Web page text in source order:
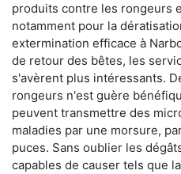
produits contre les rongeurs
notamment pour la
extermination efficace à
de retour des bêtes, les
s'avèrent plus intéressants.
rongeurs n'est guère
peuvent transmettre des
maladies par une morsure,
puces. Sans oublier les
capables de causer tels que